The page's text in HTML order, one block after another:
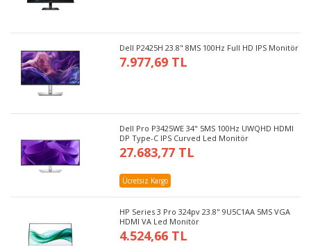
Dell P2425H 23.8" 8MS 100Hz Full HD IPS Monitör
7.977,69 TL
Dell Pro P3425WE 34" 5MS 100Hz UWQHD HDMI
DP Type-C IPS Curved Led Monitör
27.683,77 TL
Ücretsiz Kargo
HP Series 3 Pro 324pv 23.8" 9U5C1AA 5MS VGA
HDMI VA Led Monitör
4.524,66 TL